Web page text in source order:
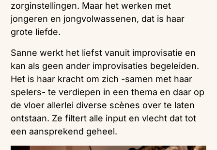
zorginstellingen. Maar het werken met
jongeren en jongvolwassenen, dat is haar
grote liefde.
Sanne werkt het liefst vanuit improvisatie en
kan als geen ander improvisaties begeleiden.
Het is haar kracht om zich -samen met haar
spelers- te verdiepen in een thema en daar op
de vloer allerlei diverse scènes over te laten
ontstaan. Ze filtert alle input en vlecht dat tot
een aansprekend geheel.